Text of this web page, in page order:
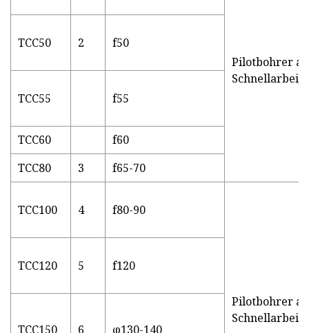
Pilotbohrer
TCC50 2 f50
TCC55 f55
TCC60
f60
TCC80
3 f65-70
TCC100 4 f80-90
Pilotbohrer
TCC120 5 f120
TCC150 6 φ130-140